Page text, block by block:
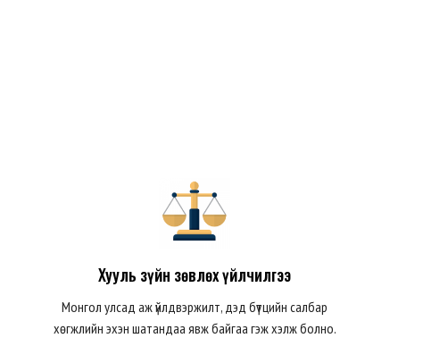
Хууль зүйн зөвлөх үйлчилгээ
Монгол улсад аж үйлдвэржилт, дэд бүтцийн салбар
хөгжлийн эхэн шатандаа явж байгаа гэж хэлж болно.